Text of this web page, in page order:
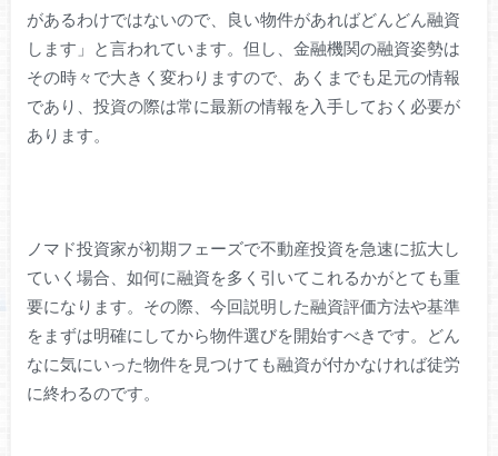
があるわけではないので、良い物件があればどんどん融資
します」と言われています。但し、金融機関の融資姿勢は
その時々で大きく変わりますので、あくまでも足元の情報
であり、投資の際は常に最新の情報を入手しておく必要が
あります。
ノマド投資家が初期フェーズで不動産投資を急速に拡大し
ていく場合、如何に融資を多く引いてこれるかがとても重
要になります。その際、今回説明した融資評価方法や基準
をまずは明確にしてから物件選びを開始すべきです。どん
なに気にいった物件を見つけても融資が付かなければ徒労
に終わるのです。